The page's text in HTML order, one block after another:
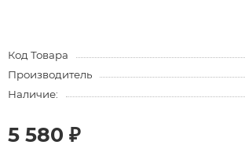
Код Товара
Производитель
Наличие:
5 580 ₽